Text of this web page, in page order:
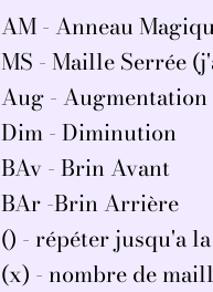
AM - Anneau
MS - Maille Serrée
Aug - Augmentation
Dim - Diminution
BAv - Brin Avant
BAr -Brin Arrière
() - répéter jusqu'a
(x) - nombre de